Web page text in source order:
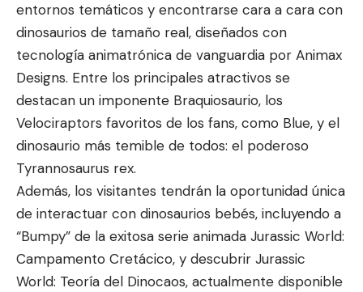
entornos temáticos y encontrarse cara a cara con
dinosaurios de tamaño real, diseñados con
tecnología animatrónica de vanguardia por Animax
Designs. Entre los principales atractivos se
destacan un imponente Braquiosaurio, los
Velociraptors favoritos de los fans, como Blue, y el
dinosaurio más temible de todos: el poderoso
Tyrannosaurus rex.
Además, los visitantes tendrán la oportunidad única
de interactuar con dinosaurios bebés, incluyendo a
“Bumpy” de la exitosa serie animada Jurassic World:
Campamento Cretácico, y descubrir Jurassic
World: Teoría del Dinocaos, actualmente disponible